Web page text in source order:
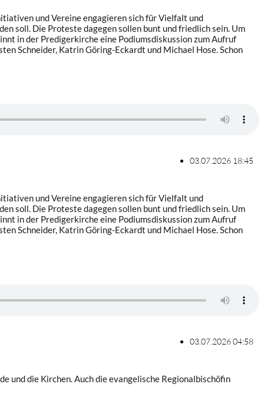
und Vereine engagieren sich für Vielfalt und
soll. Die Proteste dagegen sollen bunt und friedlich sein. Um
in der Predigerkirche eine Podiumsdiskussion zum Aufruf
Schneider, Katrin Göring-Eckardt und Michael Hose. Schon
03.07.2026 18:45
und Vereine engagieren sich für Vielfalt und
soll. Die Proteste dagegen sollen bunt und friedlich sein. Um
in der Predigerkirche eine Podiumsdiskussion zum Aufruf
Schneider, Katrin Göring-Eckardt und Michael Hose. Schon
03.07.2026 04:58
und die Kirchen. Auch die evangelische Regionalbischöfin